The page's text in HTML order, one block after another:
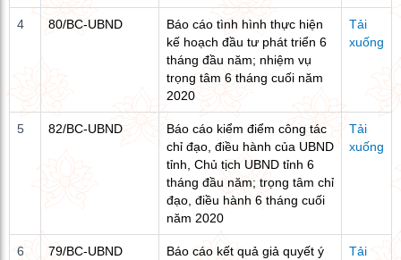
4 80/BC-UBND
Báo cáo tình hình thực hiện
kế hoạch đầu tư phát triển 6
tháng đầu năm; nhiệm vụ
trọng tâm 6 tháng cuối năm
2020
Tải
xuống
5 82/BC-UBND
Báo cáo kiểm điểm công tác
chỉ đạo, điều hành của UBND
tỉnh, Chủ tịch UBND tỉnh 6
tháng đầu năm; trọng tâm chỉ
đạo, điều hành 6 tháng cuối
năm 2020
Tải
xuống
6 79/BC-UBND
Báo cáo kết quả giả quyết ý
Tải